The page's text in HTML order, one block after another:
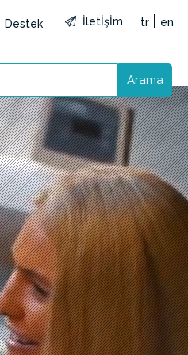
open stream: HTTP
Destek İletİşİm tr en
Arama